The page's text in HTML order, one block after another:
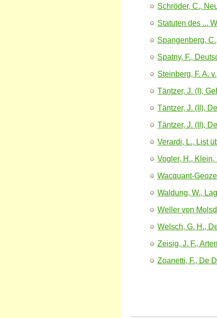
Schröder, C.,
Statuten des ...
Spangenberg,
Spatny, F.,
Steinberg, F. A.
Täntzer, J. (I),
Täntzer, J. (II),
Täntzer, J. (II),
Verardi, L., List
Vogler, H.,
Wacquant-
Waldung, W.,
Weller von
Welsch, G. H.,
Zeisig, J. F.,
Zoanetti, F., De